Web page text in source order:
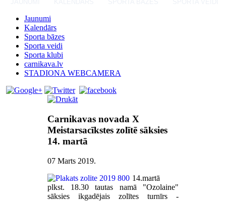
Jaunumi
Kalendārs
Sporta bāzes
Sporta veidi
Sporta klubi
carnikava.lv
STADIONA WEBCAMERA
Carnikavas novada X
Meistarsacīkstes zolītē sāksies
14. martā
07 Marts 2019.
14.martā
plkst. 18.30 tautas namā "Ozolaine"
sāksies ikgadējais zolītes turnīrs -